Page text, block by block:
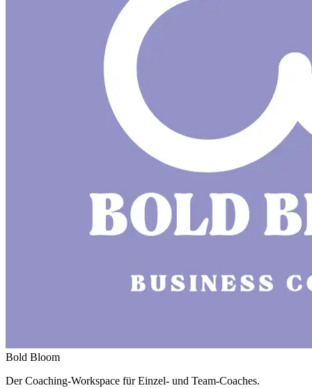
Bold Bloom
Der Coaching-Workspace für Einzel- und Team-Coaches.